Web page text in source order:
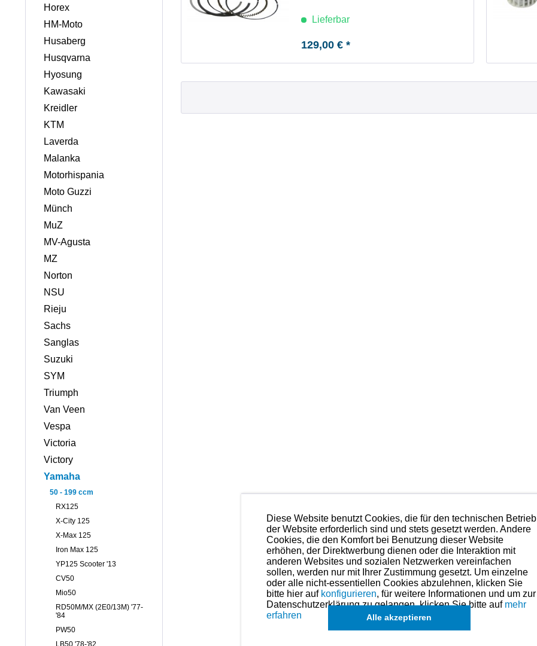
Horex
HM-Moto
Husaberg
Husqvarna
Hyosung
Kawasaki
Kreidler
KTM
Laverda
Malanka
Motorhispania
Moto Guzzi
Münch
MuZ
MV-Agusta
MZ
Norton
NSU
Rieju
Sachs
Sanglas
Suzuki
SYM
Triumph
Van Veen
Vespa
Victoria
Victory
Yamaha
50 - 199 ccm
RX125
X-City 125
X-Max 125
Iron Max 125
YP125 Scooter '13
CV50
Mio50
RD50M/MX (2E0/13M) '77-
'84
PW50
LB50 '78-'82
Lieferbar
129,00 € *
Diese Website benutzt Cookies, die für den technischen Betrieb
der Website erforderlich sind und stets gesetzt werden. Andere
Cookies, die den Komfort bei Benutzung dieser Website
erhöhen, der Direktwerbung dienen oder die Interaktion mit
anderen Websites und sozialen Netzwerken vereinfachen
sollen, werden nur mit Ihrer Zustimmung gesetzt. Um einzelne
oder alle nicht-essentiellen Cookies abzulehnen, klicken Sie
bitte hier auf konfigurieren, für weitere Informationen und um zur
Datenschutzerklärung zu gelangen, klicken Sie bitte auf mehr
erfahren
Alle akzeptieren